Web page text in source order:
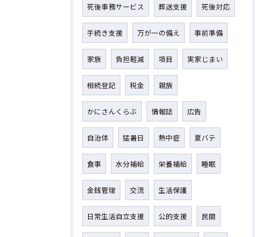
死後事務サービス 葬送支援 死後対応
手続き支援 万が一の備え 事前準備
家族 負担軽減 項目 実家じまい
相続登記 税金 親族
かにさんくらぶ 情報誌 広告
自治体 猛暑日 熱中症 夏バテ
食事 水分補給 栄養補給 睡眠
金銭管理 交流 生活保護
日常生活自立支援 公的支援 民間